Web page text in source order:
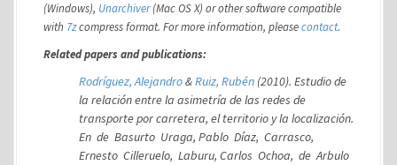
(Windows), Unarchiver(Mac OS X) or other software compatible
with 7zcompress format. For more information, pleasecontact.
Related papers and publications:
Rodríguez, Alejandro&Ruiz, Rubén (2010). Estudio de
la relación entre la asimetría de las redes de
transporte por carretera, el territorio y la localización.
En de Basurto Uraga, Pablo Díaz, Carrasco,
Ernesto Cilleruelo, Laburu, Carlos Ochoa, de Arbulo